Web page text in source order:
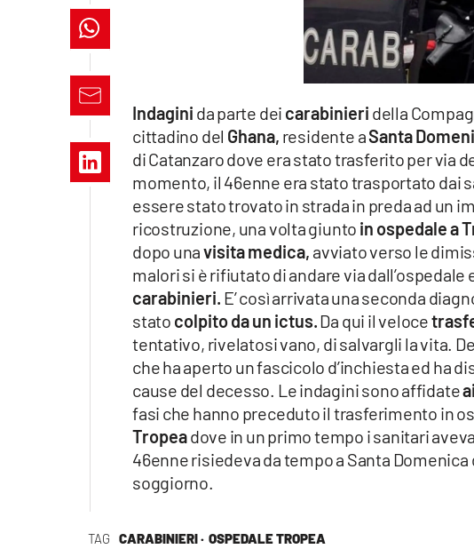
lacapitalenews.it
Vai
TAG CARABINIERI · OSPEDALE TROPEA
Indagini da parte dei carabinieri della
cittadino del Ghana, residente aSanta
di Catanzaro dove era stato trasferito per via
momento, il 46enne era stato trasportato dai
essere stato trovato in strada in preda ad un
ricostruzione, una volta giunto in ospedale a
dopo unavisita medica, avviato verso le
malori si è rifiutato di andare via
carabinieri. E’ così arrivata una seconda
stato colpito da un ictus.Da qui il veloce
tentativo, rivelatosi vano, di salvargli la vita.
che ha aperto un fascicolo d’inchiesta ed ha
cause del decesso. Le indagini sono affidate
fasi che hanno preceduto il trasferimento in
Tropeadove in un primo tempo i sanitari
46enne risiedeva da tempo a Santa
soggiorno.